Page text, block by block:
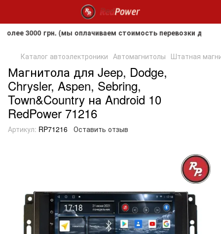
грн. (мы оплачиваем стоимость перевозки до
Каталог автоэлектроники Автомагнитолы Штатная
Магнитола для Jeep, Dodge,
Chrysler, Aspen, Sebring,
Town&Country на Android 10
RedPower 71216
Артикул: RP71216 Оставить отзыв